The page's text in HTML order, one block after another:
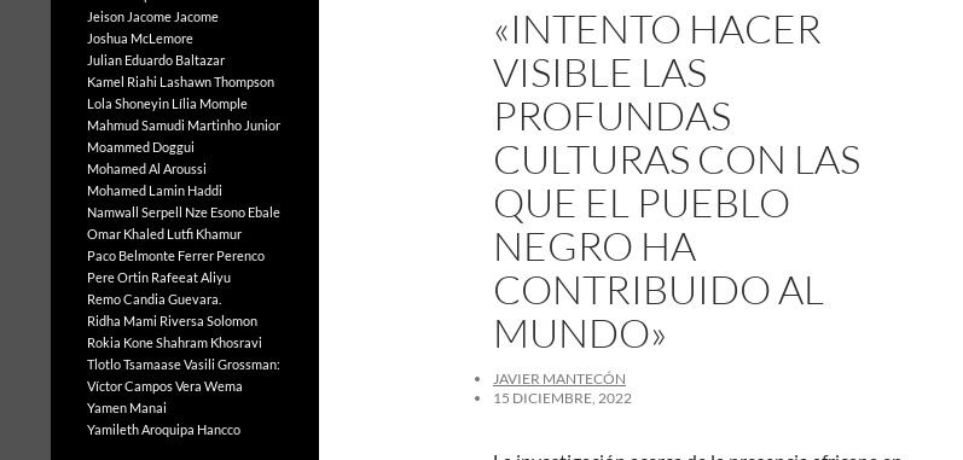
«INTENTO HACER
VISIBLE LAS
PROFUNDAS
CULTURAS CON LAS
QUE EL PUEBLO
NEGRO HA
CONTRIBUIDO AL
MUNDO»
JAVIER MANTECÓN
15 DICIEMBRE, 2022
Jeison Jacome Jacome
Joshua McLemore
Julian Eduardo Baltazar
Kamel Riahi Lashawn Thompson
Lola Shoneyin Lília Momple
Mahmud Samudi Martinho Junior
Moammed Doggui
Mohamed Al Aroussi
Mohamed Lamin Haddi
Namwall Serpell Nze Esono Ebale
Omar Khaled Lutfi Khamur
Paco Belmonte Ferrer Perenco
Pere Ortin Rafeeat Aliyu
Remo Candia Guevara.
Ridha Mami Riversa Solomon
Rokia KoneShahram Khosravi
Tlotlo TsamaaseVasili Grossman:
Víctor Campos Vera Wema
Yamen Manai
Yamileth Aroquipa Hancco